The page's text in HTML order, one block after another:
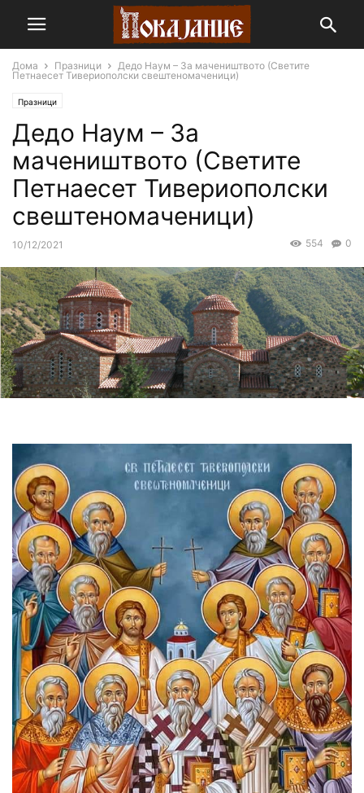
Дома Празници
Дедо Наум – За мачеништвото (Светите
Петнаесет Тивериополски свештеномаченици)
Празници
Дедо Наум – За
мачеништвото (Светите
Петнаесет Тивериополски
свештеномаченици)
10/12/2021 0
554